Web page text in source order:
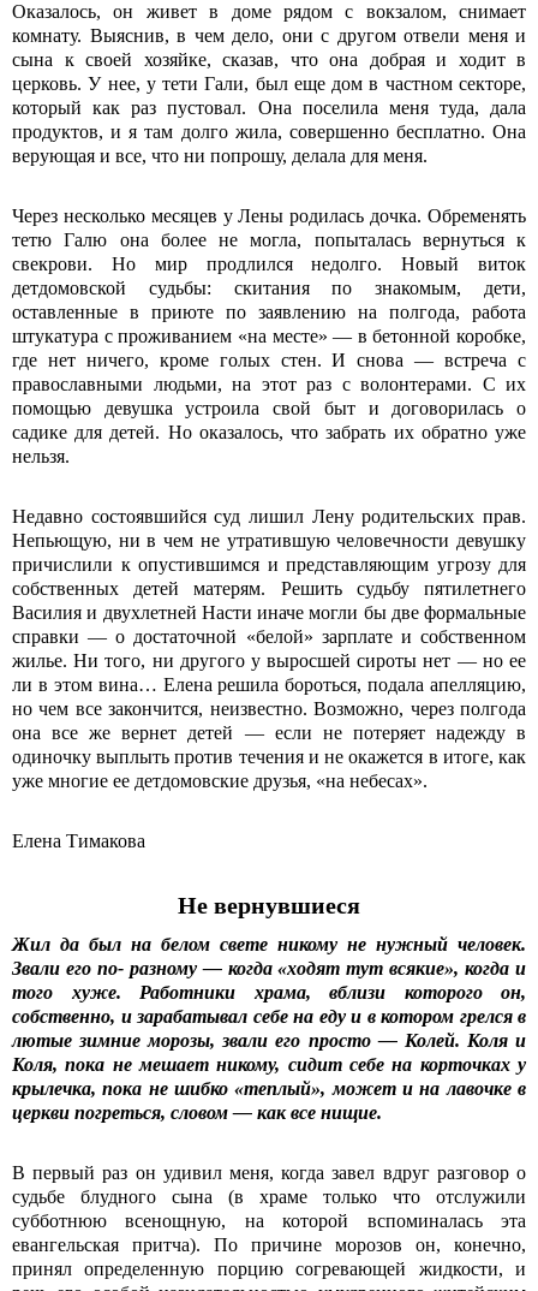
Оказалось, он живет в доме рядом с вокзалом, снимает
комнату. Выяснив, в чем дело, они с другом отвели меня и
сына к своей хозяйке, сказав, что она добрая и ходит в
церковь. У нее, у тети Гали, был еще дом в частном секторе,
который как раз пустовал. Она поселила меня туда, дала
продуктов, и я там долго жила, совершенно бесплатно. Она
верующая и все, что ни попрошу, делала для меня.
Через несколько месяцев у Лены родилась дочка. Обременять
тетю Галю она более не могла, попыталась вернуться к
свекрови. Но мир продлился недолго. Новый виток
детдомовской судьбы: скитания по знакомым, дети,
оставленные в приюте по заявлению на полгода, работа
штукатура с проживанием «на месте» — в бетонной коробке,
где нет ничего, кроме голых стен. И снова — встреча с
православными людьми, на этот раз с волонтерами. С их
помощью девушка устроила свой быт и договорилась о
садике для детей. Но оказалось, что забрать их обратно уже
нельзя.
Недавно состоявшийся суд лишил Лену родительских прав.
Непьющую, ни в чем не утратившую человечности девушку
причислили к опустившимся и представляющим угрозу для
собственных детей матерям. Решить судьбу пятилетнего
Василия и двухлетней Насти иначе могли бы две формальные
справки — о достаточной «белой» зарплате и собственном
жилье. Ни того, ни другого у выросшей сироты нет — но ее
ли в этом вина… Елена решила бороться, подала апелляцию,
но чем все закончится, неизвестно. Возможно, через полгода
она все же вернет детей — если не потеряет надежду в
одиночку выплыть против течения и не окажется в итоге, как
уже многие ее детдомовские друзья, «на небесах».
Елена Тимакова
Не вернувшиеся
Жил да был на белом свете никому не нужный человек.
Звали его по- разному — когда «ходят тут всякие», когда и
того хуже. Работники храма, вблизи которого он,
собственно, и зарабатывал себе на еду и в котором грелся в
лютые зимние морозы, звали его просто — Колей. Коля и
Коля, пока не мешает никому, сидит себе на корточках у
крылечка, пока не шибко «теплый», может и на лавочке в
церкви погреться, словом — как все нищие.
В первый раз он удивил меня, когда завел вдруг разговор о
судьбе блудного сына (в храме только что отслужили
субботнюю всенощную, на которой вспоминалась эта
евангельская притча). По причине морозов он, конечно,
принял определенную порцию согревающей жидкости, и